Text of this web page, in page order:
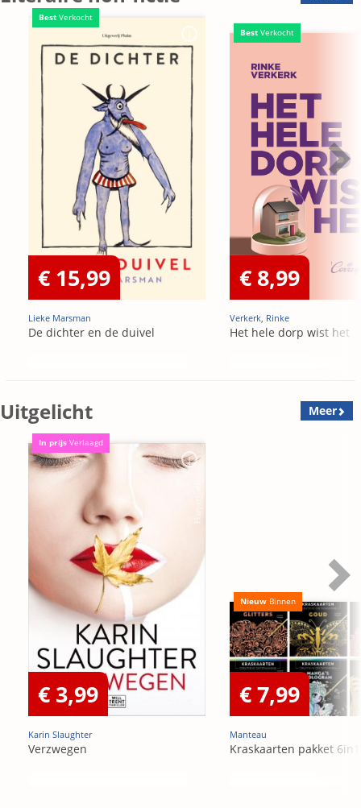
Best Verkocht
€ 15,99
Lieke Marsman
De dichter en de duivel
Best Verkocht
€ 8,99
Verkerk, Rinke
Het hele dorp wist het
Uitgelicht Meer
In prijs Verlaagd
€ 3,99
Karin Slaughter
Verzwegen
Nieuw Binnen
€ 7,99
Manteau
Kraskaarten pakket 6in1